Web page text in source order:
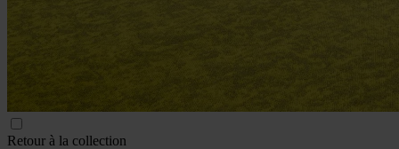
Retour à la collection